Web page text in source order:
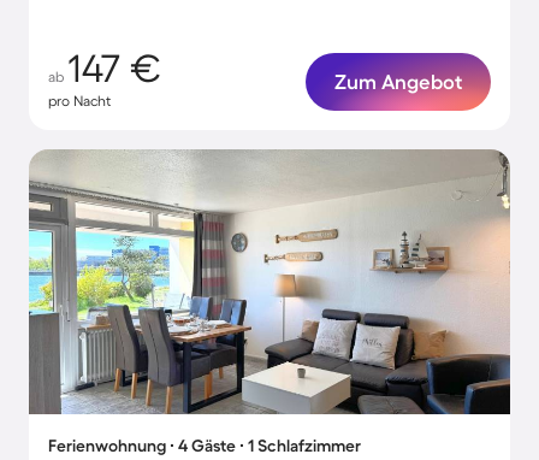
ab 147 €
pro Nacht
Zum Angebot
Ferienwohnung ∙ 4 Gäste ∙ 1 Schlafzimmer